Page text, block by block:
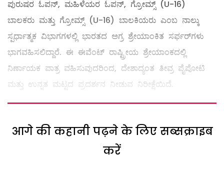
ಪುರುಷರ ಓಪನ್, ಮಹಿಳೆಯರ ಓಪನ್, ಗ್ರೋಮ್ಸ್ (U-16)
ಬಾಲಕರು ಮತ್ತು ಗ್ರೋಮ್ಸ್ (U-16) ಬಾಲಕಿಯರು ಎಂಬ ನಾಲ್ಕು
ಸ್ಪರ್ಧಾತ್ಮಕ ವಿಭಾಗಗಳಲ್ಲಿ ಭಾರತದ ಅಗ್ರ ಶ್ರೇಯಾಂಕಿತ ಸರ್ಫರ್‌ಗಳು
ಭಾಗವಹಿಸಲಿದ್ದಾರೆ. ಈ ಈವೆಂಟ್ ರಾಷ್ಟ್ರೀಯ ಶ್ರೇಯಾಂಕದಲ್ಲಿ
ನಿರ್ಣಾಯಕ ಪಾತ್ರ ವಹಿಸುವುದರಿಂದ, ದೇಶಾದ್ಯಂತ ತೀವ್ರ ಪೈಪೋಟಿ
ಮತ್ತು ಉನ್ನತ ಮಟ್ಟದ ಪ್ರದರ್ಶನ ನೀಡುವ ನಿರೀಕ್ಷೆಯಿದೆ.
आगे की कहानी पढ़ने के लिए सब्सक्राइब
करें